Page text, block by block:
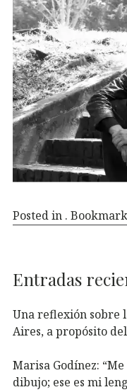
Posted in .
Entradas
Una reflexión sobre
Aires, a propósito
Marisa Godínez:
dibujo; ese es mi